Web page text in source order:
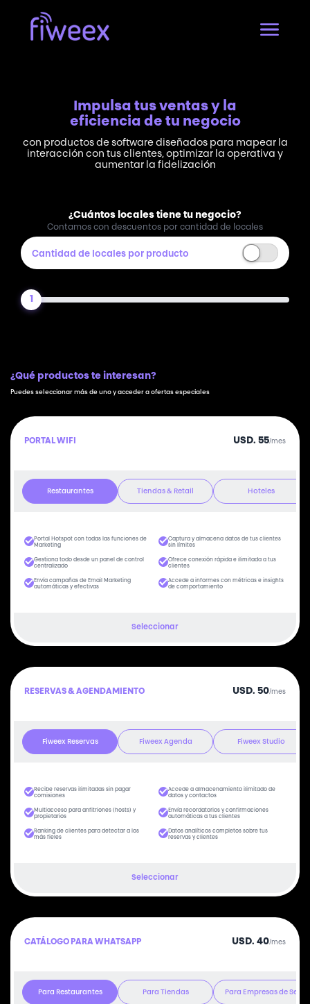
Impulsa tus ventas y la
eficiencia de tu negocio
con productos de software diseñados para mapear la
interacción con tus clientes, optimizar la operativa y
aumentar la fidelización
¿Cuántos locales tiene tu negocio?
Cantidad de locales por producto
Contamos con descuentos por cantidad de locales
1
¿Qué productos te interesan?
Puedes seleccionar más de uno y acceder a ofertas especiales
PORTAL WIFI USD. 55/mes
Restaurantes Tiendas & Retail Hoteles
Portal Hotspot con todas las funciones de
Marketing
Captura y almacena datos de tus clientes
sin límites
Gestiona todo desde un panel de control
centralizado
Ofrece conexión rápida e ilimitada a tus
clientes
Envía campañas de Email Marketing
automáticas y efectivas
Accede a informes con métricas e insights
de comportamiento
Seleccionar
RESERVAS & AGENDAMIENTO USD. 50/mes
Fiweex Reservas Fiweex Agenda Fiweex Studio
Recibe reservas ilimitadas sin pagar
comisiones
Accede a almacenamiento ilimitado de
datos y contactos
Multiacceso para anfitriones (hosts) y
propietarios
Envía recordatorios y confirmaciones
automáticas a tus clientes
Ranking de clientes para detectar a los
más fieles
Datos analíticos completos sobre tus
reservas y clientes
Seleccionar
CATÁLOGO PARA WHATSAPP USD. 40/mes
Para Restaurantes Para Tiendas Para Empresas de